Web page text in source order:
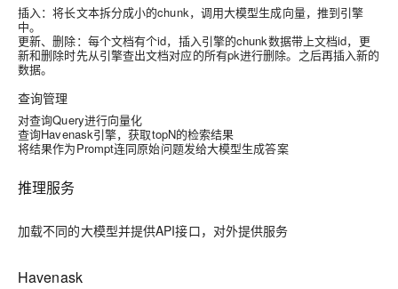
插入：将长文本拆分成小的chunk，调用大模型生成向量，推到引擎
中。
更新、删除：每个文档有个id，插入引擎的chunk数据带上文档id，更
新和删除时先从引擎查出文档对应的所有pk进行删除。之后再插入新的
数据。
查询管理
对查询Query进行向量化
查询Havenask引擎，获取topN的检索结果
将结果作为Prompt连同原始问题发给大模型生成答案
推理服务
加载不同的大模型并提供API接口，对外提供服务
Havenask